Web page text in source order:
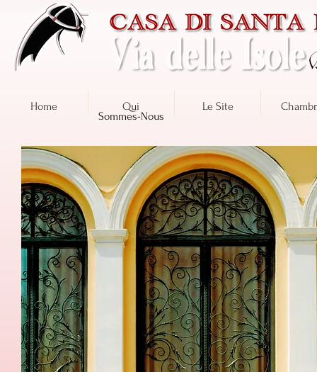
Home
Sommes-Nous
Qui Le Site